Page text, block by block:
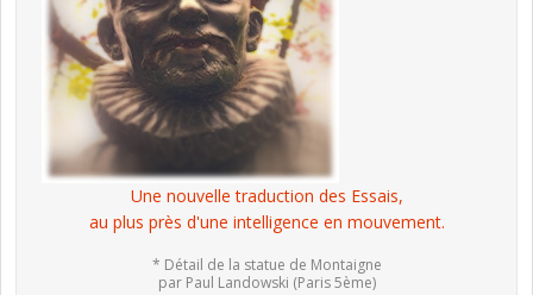
Une nouvelle traduction des Essais,
au plus près d'une intelligence en mouvement.
* Détail de la statue de Montaigne
par Paul Landowski (Paris 5ème)